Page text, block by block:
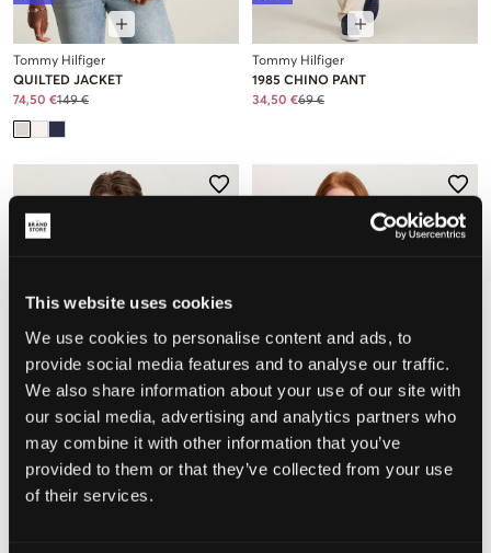
This website uses cookies
We use cookies to personalise content and ads, to
provide social media features and to analyse our traffic.
We also share information about your use of our site with
our social media, advertising and analytics partners who
may combine it with other information that you’ve
provided to them or that they’ve collected from your use
of their services.
Tommy Hilfiger
QUILTED JACKET
74,50 €149 €
Tommy Hilfiger
1985 CHINO PANT
34,50 €69 €
Tommy Hilfiger